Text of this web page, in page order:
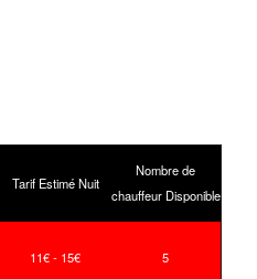
Tarif Estimé Nuit
Nombre de
chauffeur Disponible
11€ - 15€ 5